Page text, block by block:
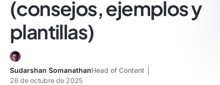
(consejos, ejemplos y
plantillas)
Sudarshan SomanathanHead of Content
26 de octubre de 2025